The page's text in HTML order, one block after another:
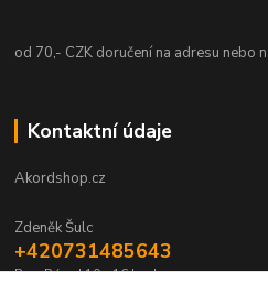
od 70,- CZK doručení na adresu nebo
Kontaktní údaje
Akordshop.cz
Zdeněk Šulc
+420731485643
Po - Pá od 10 - 16 hod.